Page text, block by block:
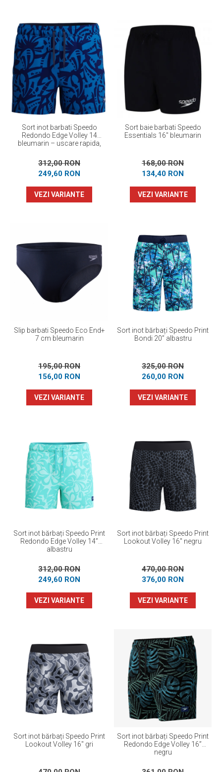
Sort inot barbati Speedo
Redondo Edge Volley 14
bleumarin – uscare rapida,
312,00 RON
249,60 RON
VEZI VARIANTE
Sort baie barbati Speedo
Essentials 16" bleumarin
168,00 RON
134,40 RON
VEZI VARIANTE
Slip barbati Speedo Eco End+
7 cm bleumarin
195,00 RON
156,00 RON
VEZI VARIANTE
Sort inot bărbați Speedo Print
Bondi 20” albastru
325,00 RON
260,00 RON
VEZI VARIANTE
Sort inot bărbați Speedo Print
Redondo Edge Volley 14”
albastru
312,00 RON
249,60 RON
VEZI VARIANTE
Sort inot bărbați Speedo Print
Lookout Volley 16" negru
470,00 RON
376,00 RON
VEZI VARIANTE
Sort inot bărbați Speedo Print
Lookout Volley 16" gri
Sort inot bărbați Speedo Print
Redondo Edge Volley 16”
negru